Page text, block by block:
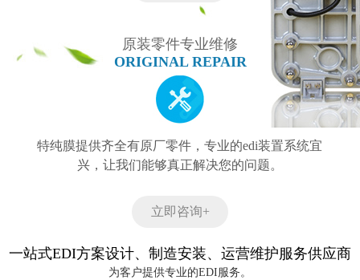
原装零件专业维修
ORIGINAL REPAIR
特纯膜提供齐全有原厂零件，专业的edi装置系统宜
兴，让我们能够真正解决您的问题。
立即咨询+
一站式EDI方案设计、制造安装、运营维护服务供应商
为客户提供专业的EDI服务。